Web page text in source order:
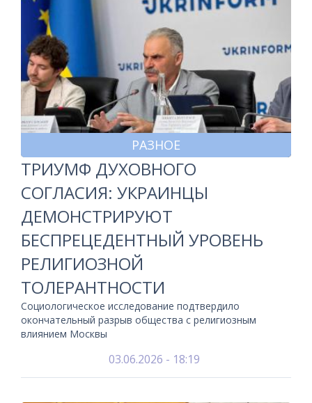
РАЗНОЕ
ТРИУМФ ДУХОВНОГО
СОГЛАСИЯ: УКРАИНЦЫ
ДЕМОНСТРИРУЮТ
БЕСПРЕЦЕДЕНТНЫЙ УРОВЕНЬ
РЕЛИГИОЗНОЙ
ТОЛЕРАНТНОСТИ
Социологическое исследование подтвердило
окончательный разрыв общества с религиозным
влиянием Москвы
03.06.2026 - 18:19